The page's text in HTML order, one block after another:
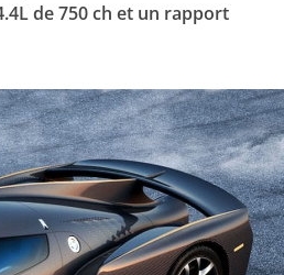
de 750 ch et un rapport